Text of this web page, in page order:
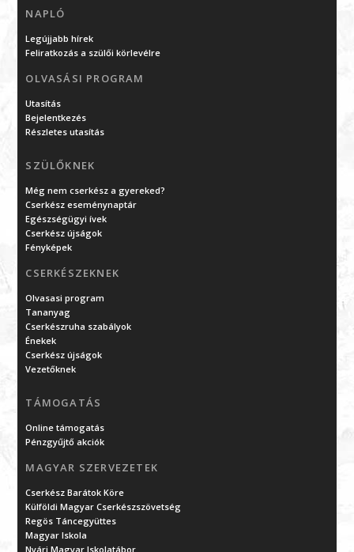
NAPLÓ
Legújjabb hírek
Feliratkozás a szülői körlevélre
OLVASÁSI PROGRAM
Utasítás
Bejelentkezés
Részletes utasítás
SZÜLŐKNEK
Még nem cserkész a gyereked?
Cserkész eseménynaptár
Egészségügyi ívek
Cserkész újságok
Fényképek
CSERKÉSZEKNEK
Olvasasi program
Tananyag
Cserkészruha szabályok
Énekek
Cserkész újságok
Vezetőknek
TÁMOGATÁS
Online támogatás
Pénzgyűjtő akciók
MAGYAR SZERVEZETEK
Cserkész Barátok Köre
Külföldi Magyar Cserkészszövetség
Regös Táncegyüttes
Magyar Iskola
Nyári Magyar Iskolatábor